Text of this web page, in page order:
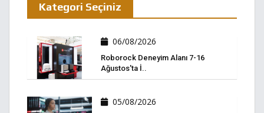
Kategori Seçiniz
06/08/2026
Roborock Deneyim Alanı 7-16
Ağustos'ta İ..
05/08/2026